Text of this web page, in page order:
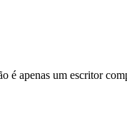
apenas um escritor